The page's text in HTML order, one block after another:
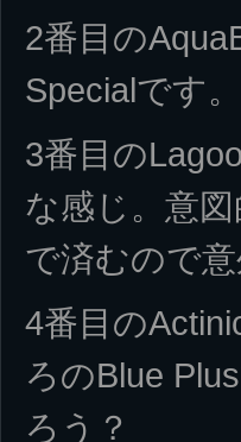
2番目の
Specialです
3番目の
な感じ。意
で済むので
4番目の
ろのBlue
ろう？